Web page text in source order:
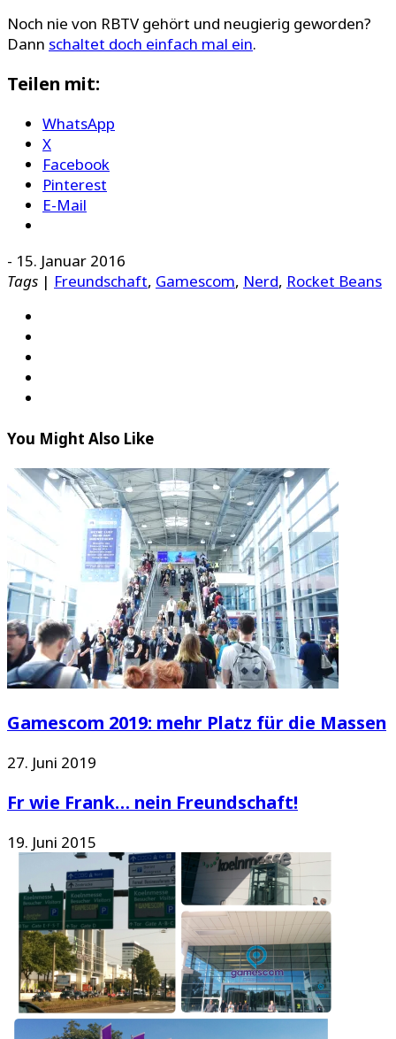
Noch nie von RBTV gehört und neugierig geworden?
Dann schaltet doch einfach mal ein.
Teilen mit:
WhatsApp
X
Facebook
Pinterest
E-Mail
- 15. Januar 2016
Tags | Freundschaft, Gamescom, Nerd, Rocket Beans
You Might Also Like
Gamescom 2019: mehr Platz für die Massen
27. Juni 2019
Fr wie Frank… nein Freundschaft!
19. Juni 2015